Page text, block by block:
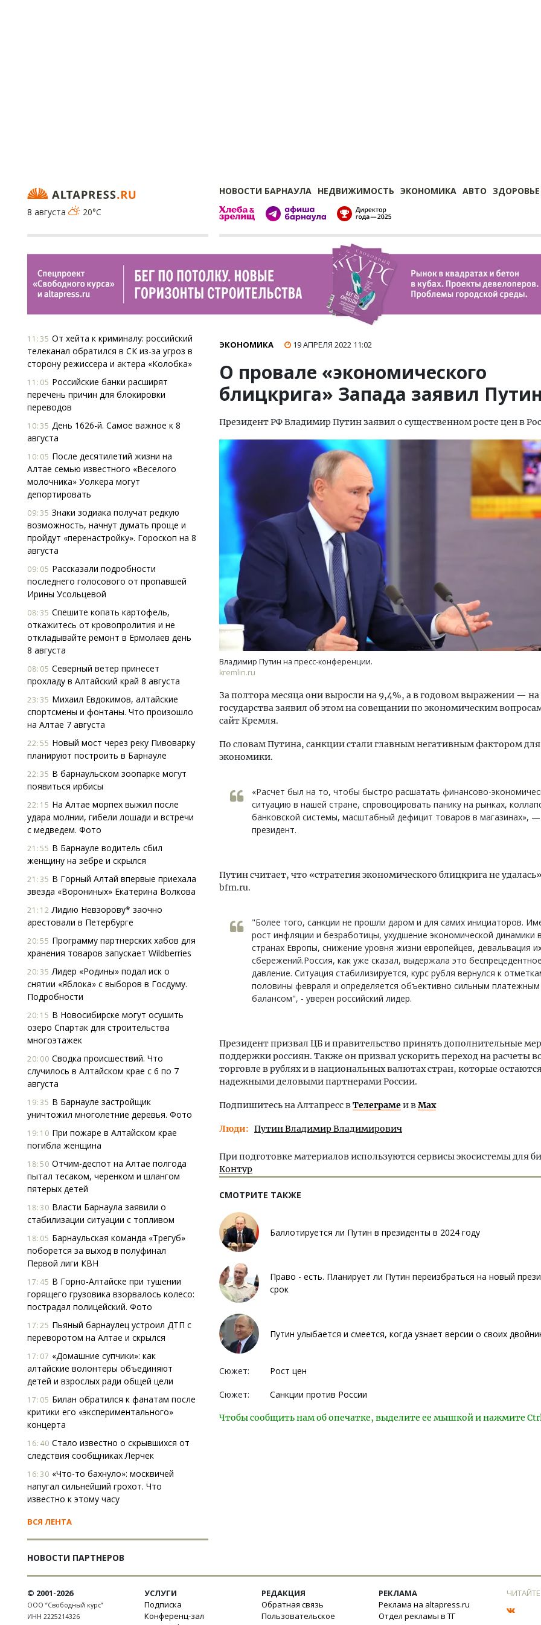
НОВОСТИ БАРНАУЛА НЕДВИЖИМОСТЬ ЭКОНОМИКА АВТО ЗДОРОВЬЕ
8 августа
20°C
11:35 От хейта к криминалу: российский
телеканал обратился в СК из-за угроз в
сторону режиссера и актера «Колобка»
11:05 Российские банки расширят
перечень причин для блокировки
переводов
10:35 День 1626-й. Самое важное к 8
августа
10:05 После десятилетий жизни на
Алтае семью известного «Веселого
молочника» Уолкера могут
депортировать
09:35 Знаки зодиака получат редкую
возможность, начнут думать проще и
пройдут «перенастройку». Гороскоп на 8
августа
09:05 Рассказали подробности
последнего голосового от пропавшей
Ирины Усольцевой
08:35 Спешите копать картофель,
откажитесь от кровопролития и не
откладывайте ремонт в Ермолаев день
8 августа
08:05 Северный ветер принесет
прохладу в Алтайский край 8 августа
23:35 Михаил Евдокимов, алтайские
спортсмены и фонтаны. Что произошло
на Алтае 7 августа
22:55 Новый мост через реку Пивоварку
планируют построить в Барнауле
22:35 В барнаульском зоопарке могут
появиться ирбисы
22:15 На Алтае морпех выжил после
удара молнии, гибели лошади и встречи
с медведем. Фото
21:55 В Барнауле водитель сбил
женщину на зебре и скрылся
21:35 В Горный Алтай впервые приехала
звезда «Ворониных» Екатерина Волкова
21:12 Лидию Невзорову* заочно
арестовали в Петербурге
20:55 Программу партнерских хабов для
хранения товаров запускает Wildberries
20:35 Лидер «Родины» подал иск о
снятии «Яблока» с выборов в Госдуму.
Подробности
20:15 В Новосибирске могут осушить
озеро Спартак для строительства
многоэтажек
20:00 Сводка происшествий. Что
случилось в Алтайском крае с 6 по 7
августа
19:35 В Барнауле застройщик
уничтожил многолетние деревья. Фото
19:10 При пожаре в Алтайском крае
погибла женщина
18:50 Отчим-деспот на Алтае полгода
пытал тесаком, черенком и шлангом
пятерых детей
18:30 Власти Барнаула заявили о
стабилизации ситуации с топливом
18:05 Барнаульская команда «Трегуб»
поборется за выход в полуфинал
Первой лиги КВН
17:45 В Горно-Алтайске при тушении
горящего грузовика взорвалось колесо:
пострадал полицейский. Фото
17:25 Пьяный барнаулец устроил ДТП с
переворотом на Алтае и скрылся
17:07 «Домашние супчики»: как
алтайские волонтеры объединяют
детей и взрослых ради общей цели
17:05 Билан обратился к фанатам после
критики его «экспериментального»
концерта
16:40 Стало известно о скрывшихся от
следствия сообщниках Лерчек
16:30 «Что-то бахнуло»: москвичей
напугал сильнейший грохот. Что
известно к этому часу
ВСЯ ЛЕНТА
НОВОСТИ ПАРТНЕРОВ
ЭКОНОМИКА 19 АПРЕЛЯ 2022 11:02
О провале «экономического
блицкрига» Запада заявил Путин
Президент РФ Владимир Путин заявил о существенном росте цен в
Владимир Путин на пресс-конференции.
kremlin.ru
За полтора месяца они выросли на 9,4%, а в годовом выражении — на
государства заявил об этом на совещании по экономическим
сайт Кремля.
По словам Путина, санкции стали главным негативным фактором для
экономики.
«Расчет был на то, чтобы быстро расшатать финансово-
ситуацию в нашей стране, спровоцировать панику на рынках,
банковской системы, масштабный дефицит товаров в магазинах», —
президент.
Путин считает, что «стратегия экономического блицкрига не
bfm.ru.
"Более того, санкции не прошли даром и для самих инициаторов.
рост инфляции и безработицы, ухудшение экономической динамики
странах Европы, снижение уровня жизни европейцев, девальвация
сбережений.Россия, как уже сказал, выдержала это беспрецедентное
давление. Ситуация стабилизируется, курс рубля вернулся к
половины февраля и определяется объективно сильным платежным
балансом", - уверен российский лидер.
Президент призвал ЦБ и правительство принять дополнительные
поддержки россиян. Также он призвал ускорить переход на расчеты
торговле в рублях и в национальных валютах стран, которые
надежными деловыми партнерами России.
Подпишитесь на Алтапресс вТелеграмеи вMax
Люди Путин Владимир Владимирович
При подготовке материалов используются сервисы экосистемы для
Контур
СМОТРИТЕ ТАКЖЕ
Баллотируется ли Путин в президенты в 2024 году
Право - есть. Планирует ли Путин переизбраться на новый
срок
Путин улыбается и смеется, когда узнает версии о своих
Сюжет: Рост цен
Сюжет: Санкции против России
Чтобы сообщить нам об опечатке, выделите ее мышкой и нажмите
Архитектурный код начинается с
плитами становится новым
стандартом благоустройства
СТРОИТЕЛЬСТВО
Смелость архитектурных идей.
Генеральный директор компании
ЗИАС — об эстетике городов,
СТРОИТЕЛЬСТВО
Ищем новые
штормит
СТРОИТЕЛЬСТВО
© 2001-2026
ООО “Свободный курс”
ИНН 2225214326
УСЛУГИ
Подписка
Конференц-зал
РЕДАКЦИЯ
Обратная связь
Пользовательское
РЕКЛАМА
Реклама на altapress.ru
Отдел рекламы в ТГ